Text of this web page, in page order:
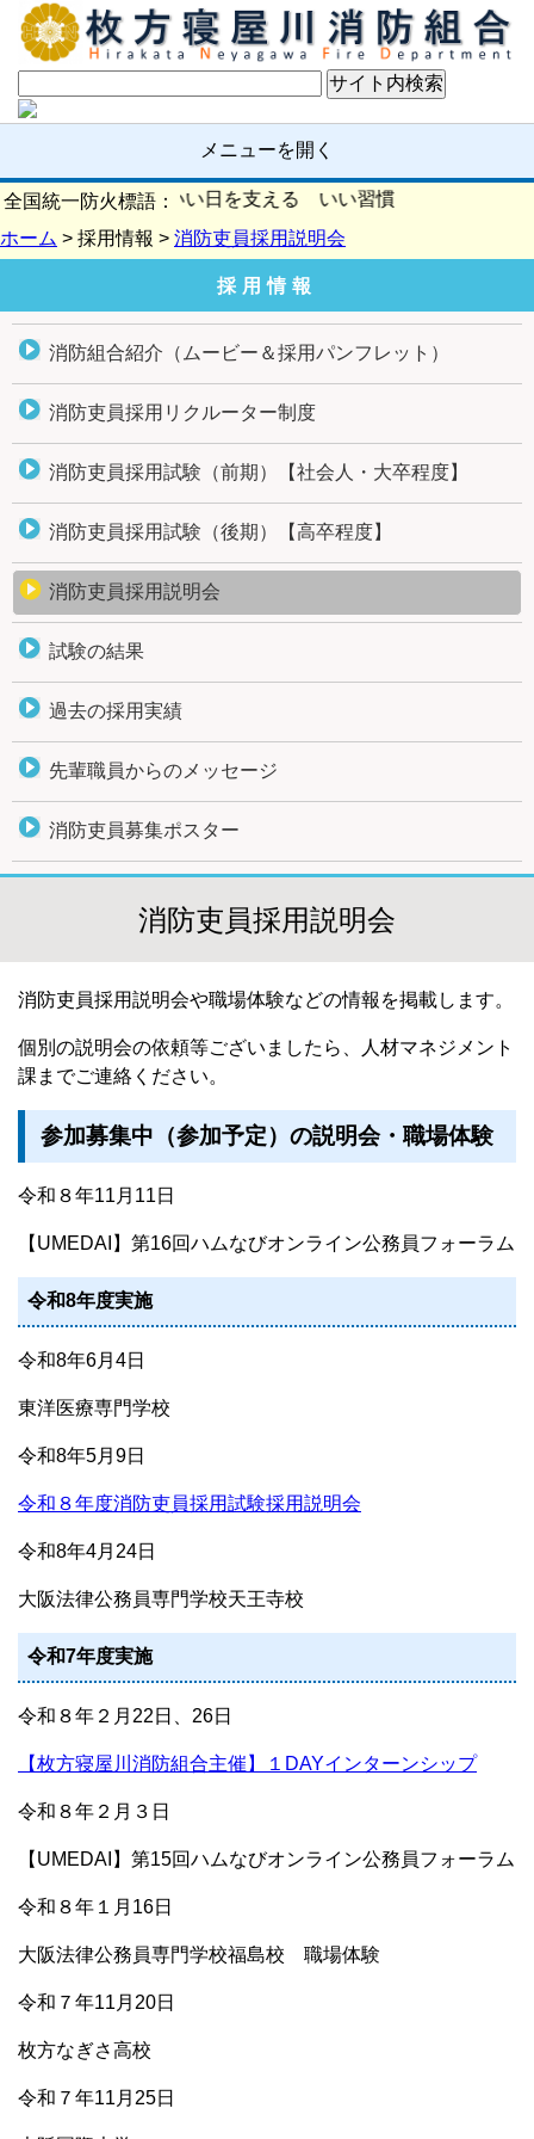
メニューを開く
全国統一防火標語：
火の確認 いい日を支える いい習慣
ホーム > 採用情報 > 消防吏員採用説明会
採用情報
消防組合紹介（ムービー＆採用パンフレット）
消防吏員採用リクルーター制度
消防吏員採用試験（前期）【社会人・大卒程度】
消防吏員採用試験（後期）【高卒程度】
消防吏員採用説明会
試験の結果
過去の採用実績
先輩職員からのメッセージ
消防吏員募集ポスター
消防吏員採用説明会
消防吏員採用説明会や職場体験などの情報を掲載します。
個別の説明会の依頼等ございましたら、人材マネジメント
課までご連絡ください。
参加募集中（参加予定）の説明会・職場体験
令和８年11月11日
【UMEDAI】第16回ハムなびオンライン公務員フォーラム
令和8年度実施
令和8年6月4日
東洋医療専門学校
令和8年5月9日
令和８年度消防吏員採用試験採用説明会
令和8年4月24日
大阪法律公務員専門学校天王寺校
令和7年度実施
令和８年２月22日、26日
【枚方寝屋川消防組合主催】１DAYインターンシップ
令和８年２月３日
【UMEDAI】第15回ハムなびオンライン公務員フォーラム
令和８年１月16日
大阪法律公務員専門学校福島校 職場体験
令和７年11月20日
枚方なぎさ高校
令和７年11月25日